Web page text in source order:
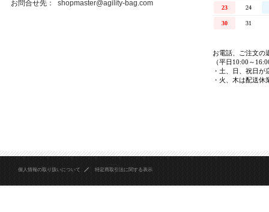
お問合せ先：
shopmaster@agility-bag.com
個人情報の取り扱いについて 特定商取引法に関する表示